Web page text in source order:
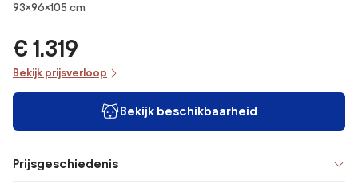
Afmetingen
93×96×105 cm
€ 1.319
Bekijk prijsverloop
Bekijk beschikbaarheid
Prijsgeschiedenis